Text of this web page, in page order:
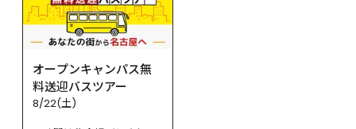
オープンキャンパス無
料送迎バスツアー
8/22(土)